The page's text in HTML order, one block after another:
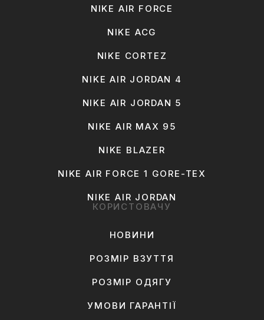
NIKE AIR FORCE
NIKE ACG
NIKE CORTEZ
NIKE AIR JORDAN 4
NIKE AIR JORDAN 5
NIKE AIR MAX 95
NIKE BLAZER
NIKE AIR FORCE 1 GORE-TEX
NIKE AIR JORDAN
КОРИСТОВАЧУ
НОВИНИ
РОЗМІР ВЗУТТЯ
РОЗМІР ОДЯГУ
УМОВИ ГАРАНТІЇ